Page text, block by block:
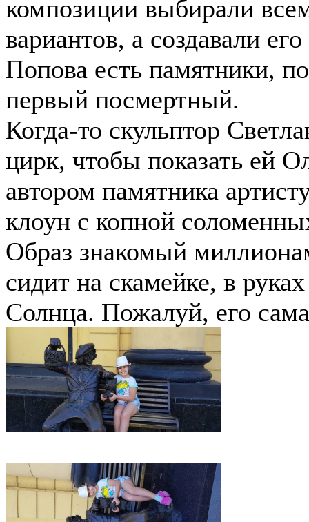
композиции выбирали
вариантов, а создавали
Попова есть памятники,
первый посмертный.
Когда-то скульптор
цирк, чтобы показать ей
автором памятника
клоун с копной
Образ знакомый
сидит на скамейке, в
Солнца. Пожалуй, его